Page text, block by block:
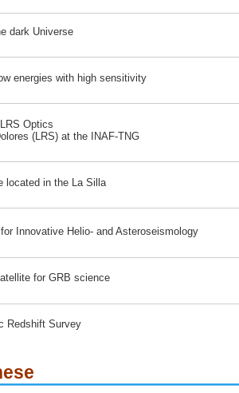
dark Universe
energies with high sensitivity
Optics
(LRS) at the INAF-TNG
located in the La Silla
Innovative Helio- and Asteroseismology
for GRB science
Redshift Survey